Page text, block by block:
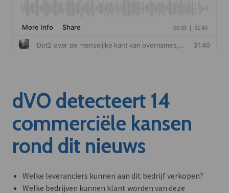
dVO detecteert 14
commerciële kansen
rond dit nieuws
Welke leveranciers kunnen aan dit bedrijf verkopen?
Welke bedrijven kunnen klant worden van deze